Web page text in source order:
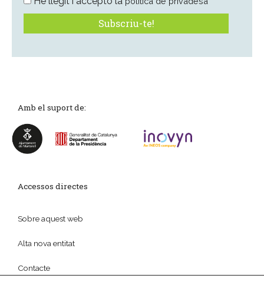
Amb el suport de:
Accessos directes
Sobre aquest web
Alta nova entitat
Contacte